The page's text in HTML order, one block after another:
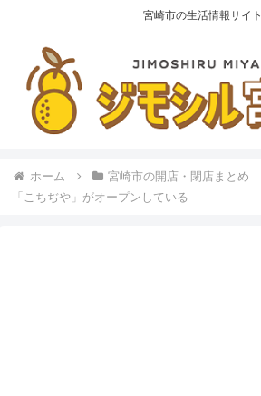
宮崎市の生活情報サイト
ホーム 宮崎市の開店・閉店まとめ
「こちぢや」がオープンしている